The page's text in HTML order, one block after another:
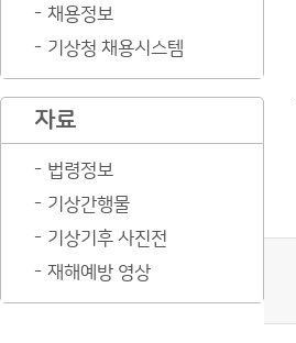
채용정보
기상청 채용시스템
자료
법령정보
기상간행물
기상기후 사진전
재해예방 영상